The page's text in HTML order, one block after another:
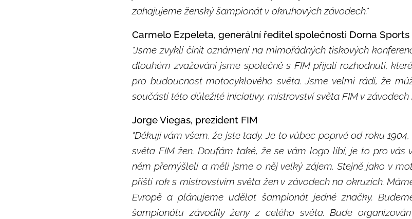
zahajujeme ženský šampionát v okruhových závodech."
Carmelo Ezpeleta, generální ředitel společnosti Dorna Sports
"Jsme zvyklí činit oznámení na mimořádných tiskových
dlouhém zvažování jsme společně s FIM přijali rozhodnutí,
pro budoucnost motocyklového světa. Jsme velmi rádi, že
součástí této důležité iniciativy, mistrovství světa FIM v závodech
Jorge Viegas, prezident FIM
"Děkuji vám všem, že jste tady. Je to vůbec poprvé od roku
světa FIM žen. Doufám také, že se vám logo líbí, je to pro vás
něm přemýšleli a měli jsme o něj velký zájem. Stejně jako v
příští rok s mistrovstvím světa žen v závodech na okruzích.
Evropě a plánujeme udělat šampionát jedné značky.
šampionátu závodily ženy z celého světa. Bude